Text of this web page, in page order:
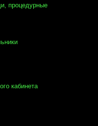
процедурные
кабинета